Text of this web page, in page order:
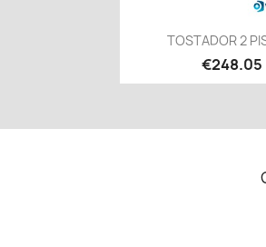
Quick
TOSTADOR 2
€248.05